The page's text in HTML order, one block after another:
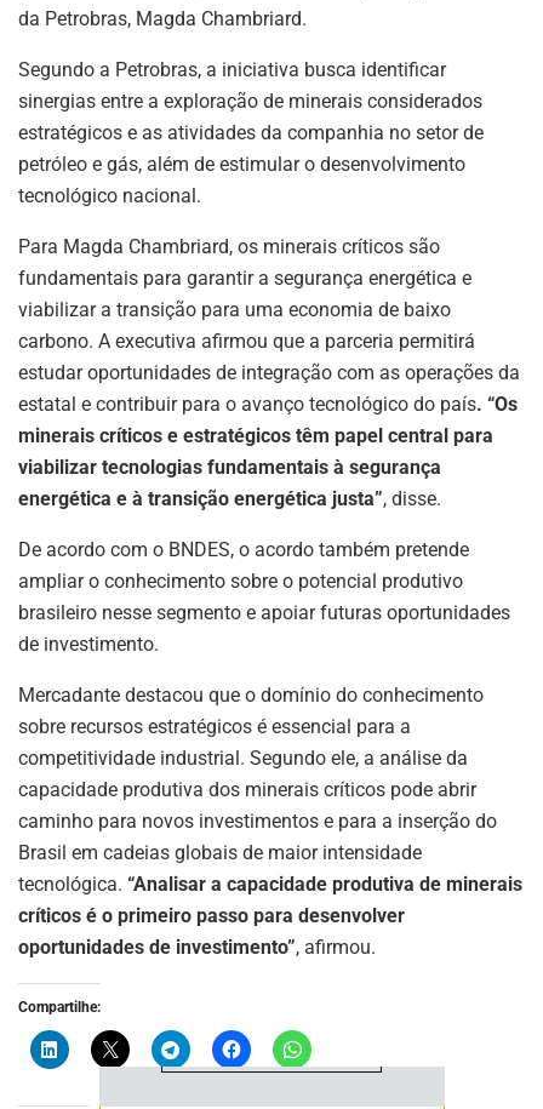
da Petrobras, Magda Chambriard.
Segundo a Petrobras, a iniciativa busca identificar
sinergias entre a exploração de minerais considerados
estratégicos e as atividades da companhia no setor de
petróleo e gás, além de estimular o desenvolvimento
tecnológico nacional.
Para Magda Chambriard, os minerais críticos são
fundamentais para garantir a segurança energética e
viabilizar a transição para uma economia de baixo
carbono. A executiva afirmou que a parceria permitirá
estudar oportunidades de integração com as operações da
estatal e contribuir para o avanço tecnológico do país. “Os
minerais críticos e estratégicos têm papel central para
viabilizar tecnologias fundamentais à segurança
energética e à transição energética justa”, disse.
De acordo com o BNDES, o acordo também pretende
ampliar o conhecimento sobre o potencial produtivo
brasileiro nesse segmento e apoiar futuras oportunidades
de investimento.
Mercadante destacou que o domínio do conhecimento
sobre recursos estratégicos é essencial para a
competitividade industrial. Segundo ele, a análise da
capacidade produtiva dos minerais críticos pode abrir
caminho para novos investimentos e para a inserção do
Brasil em cadeias globais de maior intensidade
tecnológica. “Analisar a capacidade produtiva de minerais
críticos é o primeiro passo para desenvolver
oportunidades de investimento”, afirmou.
Compartilhe:
ASSINE NOSSA
NEWSLETTER
Fique atualizado com as últimas
brasileiro.
ASSINAR